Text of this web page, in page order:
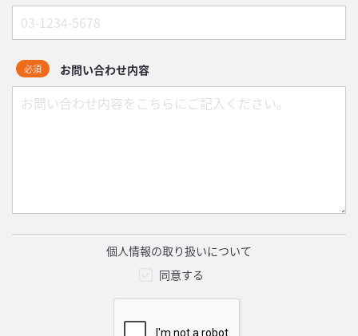
お問い合わせ内容
必須
個人情報の取り扱いについて
同意する